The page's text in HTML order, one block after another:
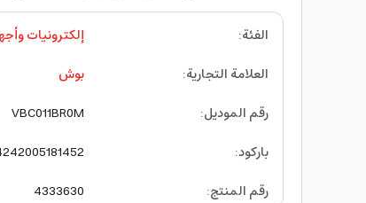
الفئة:
إلكترونيات
العلامة التجارية:
بوش
رقم الموديل:
VBC011BR0M
باركود:
رقم المنتج:
4333630